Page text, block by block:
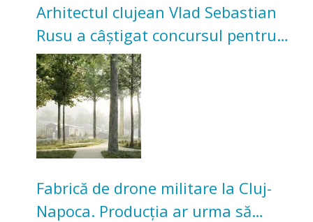
Arhitectul clujean Vlad Sebastian
Rusu a câștigat concursul pentru
transformarea Grădinii Casei
Universitarilor
Fabrică de drone militare la Cluj-
Napoca. Producția ar urma să